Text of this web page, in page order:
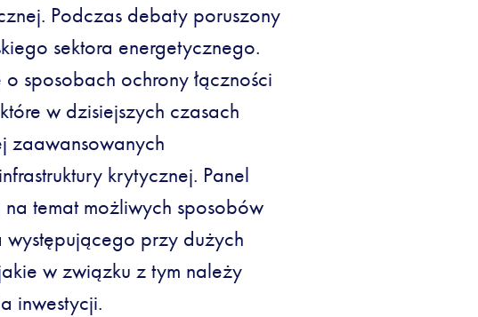
Podczas debaty poruszony
sektora energetycznego.
sposobach ochrony łączności
w dzisiejszych czasach
zaawansowanych
krytycznej. Panel
temat możliwych sposobów
przy dużych
w związku z tym należy
inwestycji.